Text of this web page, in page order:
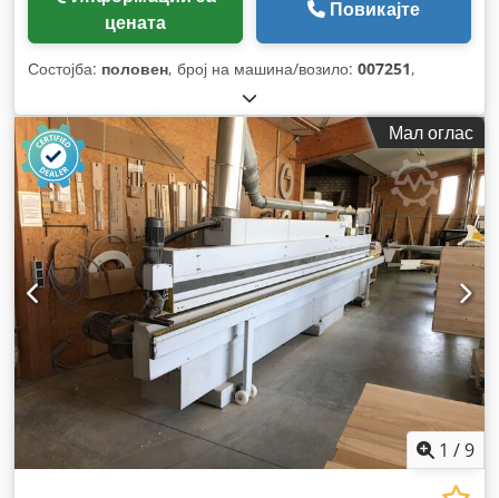
цената
Повикајте
Состојба: половен, број на машина/возило: 007251,
Мал оглас
1 /9